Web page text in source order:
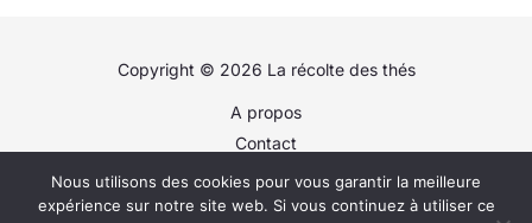
qualité résiste aux
pour une utilisation
durable
Copyright © 2026 La récolte des thés
A propos
Contact
Plan du site
Politique de confidentialité
Nous utilisons des cookies pour vous garantir la meilleure
expérience sur notre site web. Si vous continuez à utiliser ce